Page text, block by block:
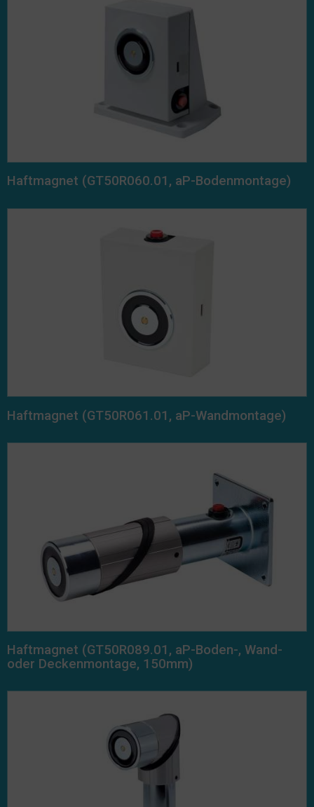
Haftmagnet (GT50R060.01, aP-Bodenmontage)
Haftmagnet (GT50R061.01, aP-Wandmontage)
Haftmagnet (GT50R089.01, aP-Boden-, Wand-
oder Deckenmontage, 150mm)